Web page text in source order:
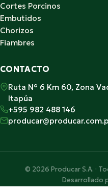
Cortes Porcinos
Embutidos
Chorizos
Fiambres
CONTACTO
Ruta N° 6 Km 60, Zona
Itapúa
+595 982 488 146
© 2026 Producar S.A. ·
Desarrollado